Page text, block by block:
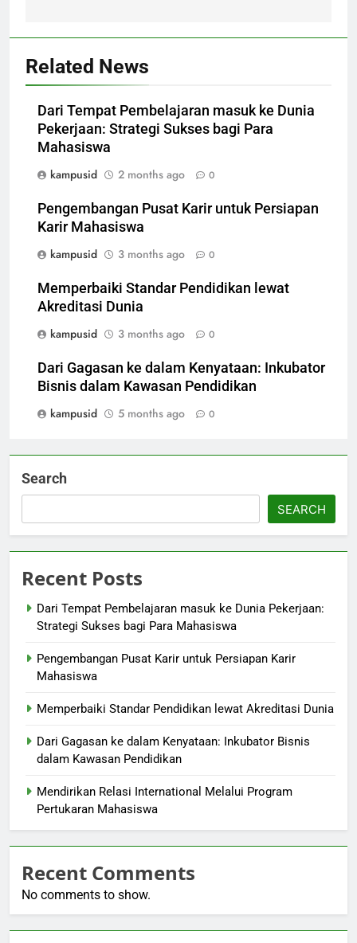
Related News
Dari Tempat Pembelajaran masuk ke Dunia
Pekerjaan: Strategi Sukses bagi Para
Mahasiswa
kampusid
2 months ago 0
Pengembangan Pusat Karir untuk Persiapan
Karir Mahasiswa
kampusid
3 months ago 0
Memperbaiki Standar Pendidikan lewat
Akreditasi Dunia
kampusid
3 months ago 0
Dari Gagasan ke dalam Kenyataan: Inkubator
Bisnis dalam Kawasan Pendidikan
kampusid
5 months ago 0
Search
SEARCH
Recent Posts
Dari Tempat Pembelajaran masuk ke Dunia Pekerjaan:
Strategi Sukses bagi Para Mahasiswa
Pengembangan Pusat Karir untuk Persiapan Karir
Mahasiswa
Memperbaiki Standar Pendidikan lewat Akreditasi Dunia
Dari Gagasan ke dalam Kenyataan: Inkubator Bisnis
dalam Kawasan Pendidikan
Mendirikan Relasi International Melalui Program
Pertukaran Mahasiswa
Recent Comments
No comments to show.